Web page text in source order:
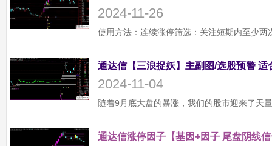
2024-11-26
2024-11-04
通达信涨停因子【基因+因子 尾盘阴线